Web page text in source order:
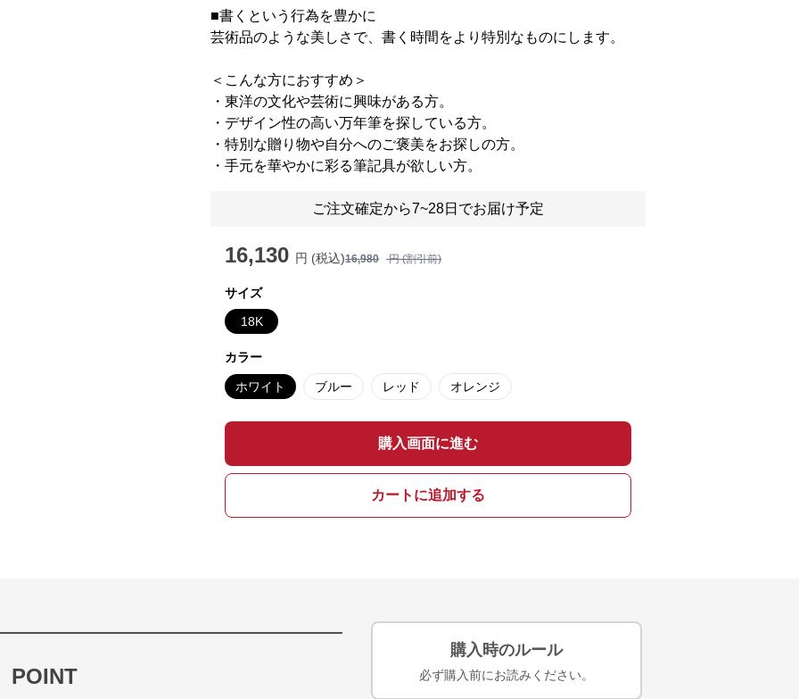
■書くという行為を豊かに
芸術品のような美しさで、書く時間をより特別なものにします。
＜こんな方におすすめ＞
・東洋の文化や芸術に興味がある方。
・デザイン性の高い万年筆を探している方。
・特別な贈り物や自分へのご褒美をお探しの方。
・手元を華やかに彩る筆記具が欲しい方。
ご注文確定から7~28日でお届け予定
16,130 円 (税込)16,980 円 (割引前)
サイズ
18K
カラー
ホワイト ブルー レッド オレンジ
購入画面に進む
カートに追加する
POINT
購入時のルール
必ず購入前にお読みください。